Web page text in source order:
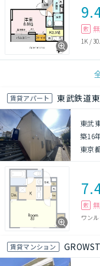
敷
1K /
賃貸アパート 東武鉄道
東武
築16
東京
敷
ワン
賃貸マンション